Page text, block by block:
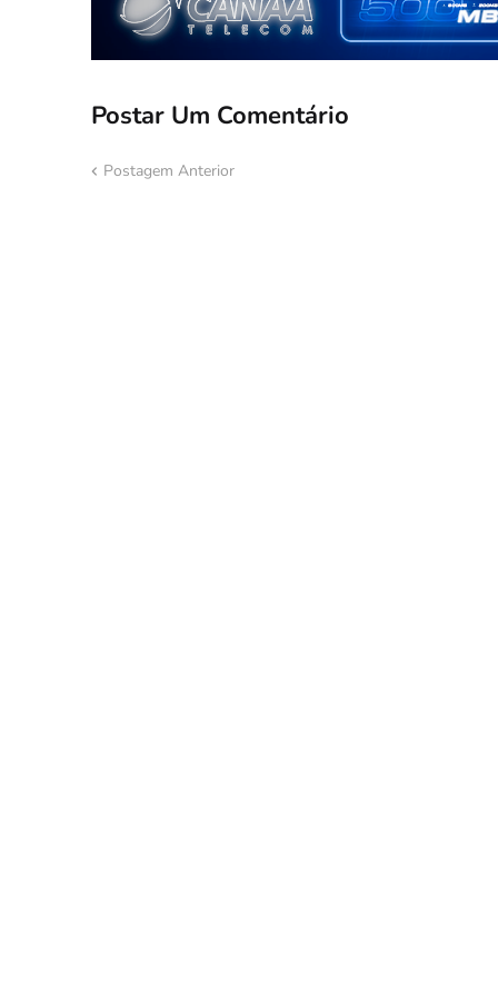
Postar Um Comentário
Postagem Anterior